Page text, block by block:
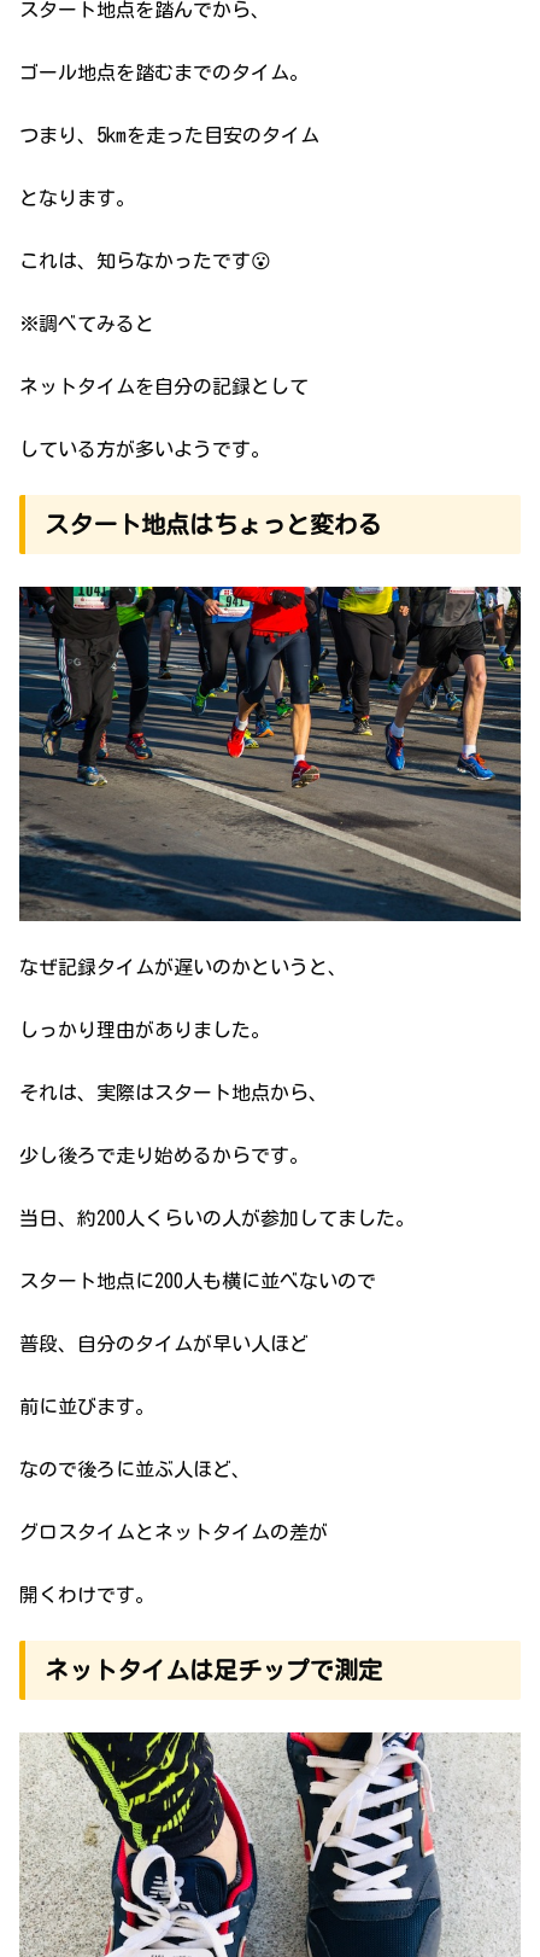
スタート地点を踏んでから、
ゴール地点を踏むまでのタイム。
つまり、5kmを走った目安のタイム
となります。
これは、知らなかったです😮
※調べてみると
ネットタイムを自分の記録として
している方が多いようです。
スタート地点はちょっと変わる
なぜ記録タイムが遅いのかというと、
しっかり理由がありました。
それは、実際はスタート地点から、
少し後ろで走り始めるからです。
当日、約200人くらいの人が参加してました。
スタート地点に200人も横に並べないので
普段、自分のタイムが早い人ほど
前に並びます。
なので後ろに並ぶ人ほど、
グロスタイムとネットタイムの差が
開くわけです。
ネットタイムは足チップで測定